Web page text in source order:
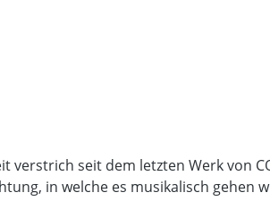
verstrich seit dem letzten Werk von
in welche es musikalisch gehen